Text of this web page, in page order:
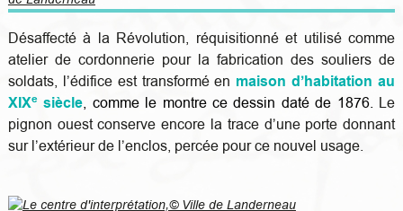
Désaffecté à la Révolution, réquisitionné et utilisé comme
atelier de cordonnerie pour la fabrication des souliers de
soldats, l’édifice est transformé en maison d’habitation au
XIXesiècle, comme le montre ce dessin daté de 1876. Le
pignon ouest conserve encore la trace d’une porte donnant
sur l’extérieur de l’enclos, percée pour ce nouvel usage.